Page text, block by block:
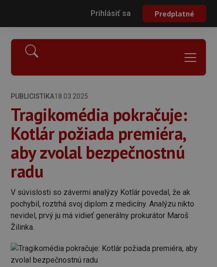
Prihlásiť sa Predplatné
PUBLICISTIKA18.03.2025
Tragikomédia pokračuje:
Kotlár požiada premiéra,
aby zvolal bezpečnostnú
radu
V súvislosti so závermi analýzy Kotlár povedal, že ak
pochybil, roztrhá svoj diplom z medicíny. Analýzu nikto
nevidel, prvý ju má vidieť generálny prokurátor Maroš
Žilinka.